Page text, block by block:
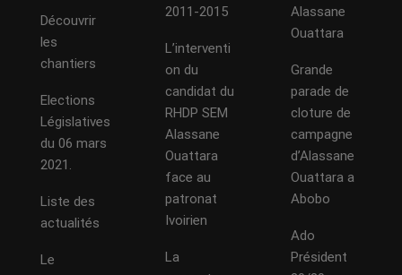
Découvrir
les
chantiers
Elections
Législatives
du 06 mars
2021.
Liste des
actualités
Le
2011-2015
L’interventi
on du
candidat du
RHDP SEM
Alassane
Ouattara
face au
patronat
Ivoirien
La
Alassane
Ouattara
Grande
parade de
cloture de
campagne
d’Alassane
Ouattara a
Abobo
Ado
Président